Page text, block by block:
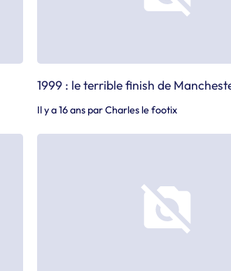
1999 : le terrible finish de
Il y a 16 ans parCharles le footix